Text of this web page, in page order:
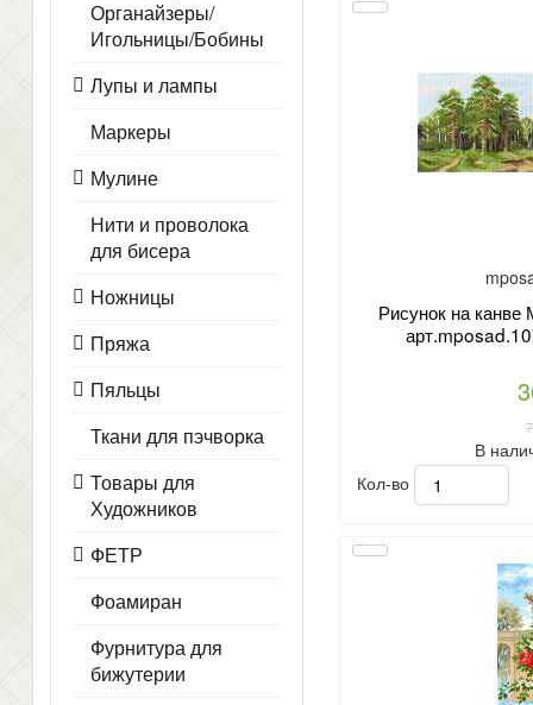
Органайзеры/
Игольницы/Бобины
Лупы и лампы
Маркеры
Мулине
Нити и проволока
для бисера
Ножницы
Пряжа
Пяльцы
Ткани для пэчворка
Товары для
Художников
ФЕТР
Фоамиран
Фурнитура для
бижутерии
Рисунок на
В
Кол-во